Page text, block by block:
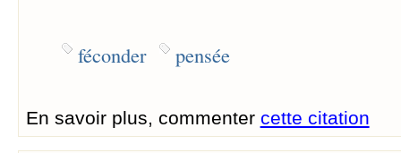
féconder pensée
En savoir plus, commenter cette citation